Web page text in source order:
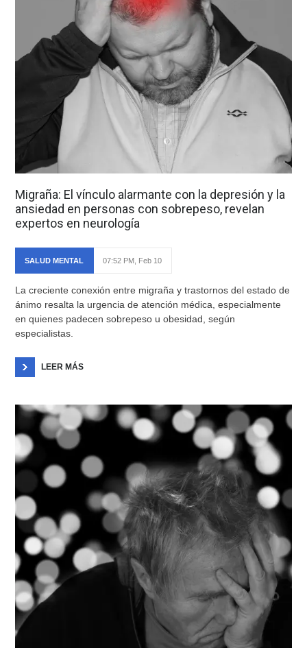
Migraña: El vínculo alarmante con la depresión y la
ansiedad en personas con sobrepeso, revelan
expertos en neurología
SALUD MENTAL 07:52 PM, Feb 10
La creciente conexión entre migraña y trastornos del estado de
ánimo resalta la urgencia de atención médica, especialmente
en quienes padecen sobrepeso u obesidad, según
especialistas.
LEER MÁS